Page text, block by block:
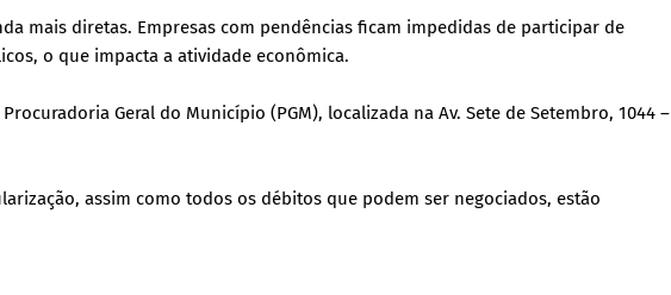
mais diretas. Empresas com pendências ficam impedidas de participar de
o que impacta a atividade econômica.
Geral do Município (PGM), localizada na Av. Sete de Setembro, 1044 –
assim como todos os débitos que podem ser negociados, estão